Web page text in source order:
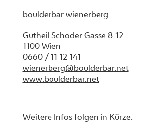
boulderbar wienerberg
Gutheil Schoder Gasse 8-12
1100 Wien
0660 / 11 12 141
wienerberg@boulderbar.net
www.boulderbar.net
Weitere Infos folgen in Kürze.